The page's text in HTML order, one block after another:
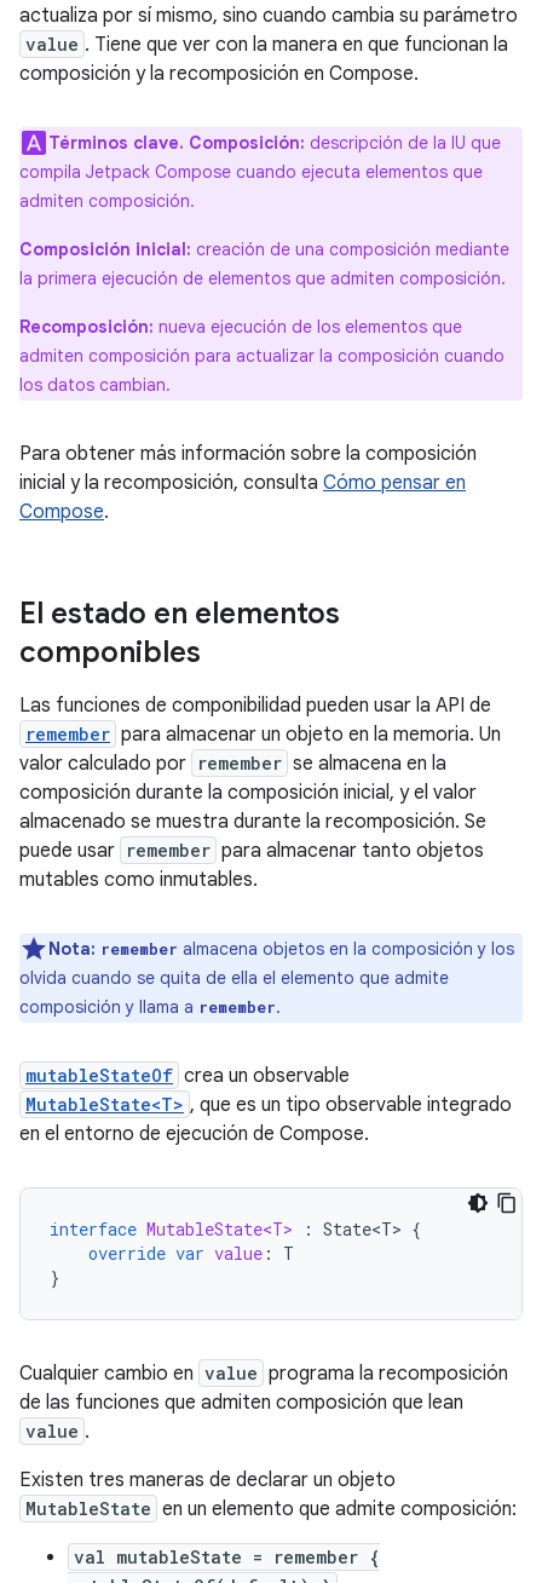
actualiza por sí mismo, sino cuando cambia su parámetro
value . Tiene que ver con la manera en que funcionan la
composición y la recomposición en Compose.
Términos clave. Composición: descripción de la IU que
compila Jetpack Compose cuando ejecuta elementos que
admiten composición.
Composición inicial: creación de una composición mediante
la primera ejecución de elementos que admiten composición.
Recomposición: nueva ejecución de los elementos que
admiten composición para actualizar la composición cuando
los datos cambian.
Para obtener más información sobre la composición
inicial y la recomposición, consulta Cómo pensar en
Compose.
El estado en elementos
componibles
Las funciones de componibilidad pueden usar la API de
remember para almacenar un objeto en la memoria. Un
valor calculado por remember se almacena en la
composición durante la composición inicial, y el valor
almacenado se muestra durante la recomposición. Se
puede usar remember para almacenar tanto objetos
mutables como inmutables.
Nota: remember almacena objetos en la composición y los
olvida cuando se quita de ella el elemento que admite
composición y llama a remember.
mutableStateOf crea un observable
MutableState<T> , que es un tipo observable integrado
en el entorno de ejecución de Compose.
interface MutableState<T> : State<T> {
override var value :
T
}
Cualquier cambio en value programa la recomposición
de las funciones que admiten composición que lean
value .
Existen tres maneras de declarar un objeto
MutableState en un elemento que admite composición:
val mutableState = remember {